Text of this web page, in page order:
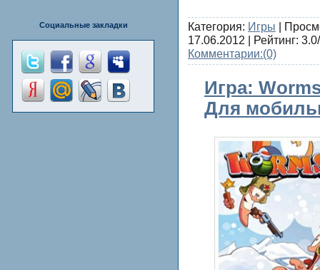
Социальные закладки Категория: Игры |
17.06.2012 | Рейтинг:
Комментарии:(0)
Игра:
Для